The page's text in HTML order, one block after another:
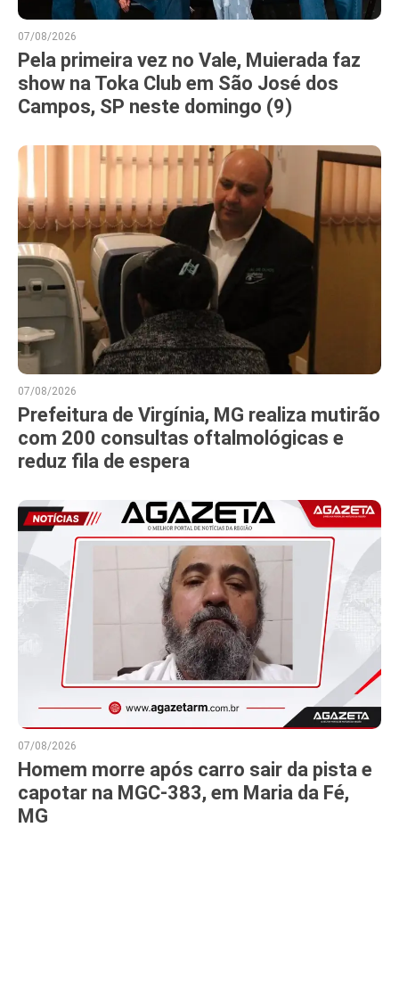
07/08/2026
Pela primeira vez no Vale, Muierada faz
show na Toka Club em São José dos
Campos, SP neste domingo (9)
07/08/2026
Prefeitura de Virgínia, MG realiza mutirão
com 200 consultas oftalmológicas e
reduz fila de espera
07/08/2026
Homem morre após carro sair da pista e
capotar na MGC-383, em Maria da Fé,
MG